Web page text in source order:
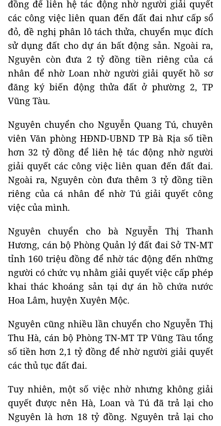
đồng để liên hệ tác động nhờ người giải quyết
các công việc liên quan đến đất đai như cấp sổ
đỏ, đề nghị phân lô tách thửa, chuyển mục đích
sử dụng đất cho dự án bất động sản. Ngoài ra,
Nguyên còn đưa 2 tỷ đồng tiền riêng của cá
nhân để nhờ Loan nhờ người giải quyết hồ sơ
đăng ký biến động thửa đất ở phường 2, TP
Vũng Tàu.
Nguyên chuyển cho Nguyễn Quang Tú, chuyên
viên Văn phòng HĐND-UBND TP Bà Rịa số tiền
hơn 32 tỷ đồng để liên hệ tác động nhờ người
giải quyết các công việc liên quan đến đất đai.
Ngoài ra, Nguyên còn đưa thêm 3 tỷ đồng tiền
riêng của cá nhân để nhờ Tú giải quyết công
việc của mình.
Nguyên chuyển cho bà Nguyễn Thị Thanh
Hương, cán bộ Phòng Quản lý đất đai Sở TN-MT
tỉnh 160 triệu đồng để nhờ tác động đến những
người có chức vụ nhằm giải quyết việc cấp phép
khai thác khoáng sản tại dự án hồ chứa nước
Hoa Lâm, huyện Xuyên Mộc.
Nguyên cũng nhiều lần chuyển cho Nguyễn Thị
Thu Hà, cán bộ Phòng TN-MT TP Vũng Tàu tổng
số tiền hơn 2,1 tỷ đồng để nhờ người giải quyết
các thủ tục đất đai.
Tuy nhiên, một số việc nhờ nhưng không giải
quyết được nên Hà, Loan và Tú đã trả lại cho
Nguyên là hơn 18 tỷ đồng. Nguyên trả lại cho